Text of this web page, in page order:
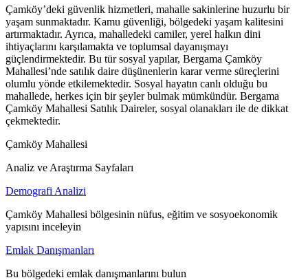
Çamköy’deki güvenlik hizmetleri, mahalle sakinlerine huzurlu bir
yaşam sunmaktadır. Kamu güvenliği, bölgedeki yaşam kalitesini
artırmaktadır. Ayrıca, mahalledeki camiler, yerel halkın dini
ihtiyaçlarını karşılamakta ve toplumsal dayanışmayı
güçlendirmektedir. Bu tür sosyal yapılar, Bergama Çamköy
Mahallesi’nde satılık daire düşünenlerin karar verme süreçlerini
olumlu yönde etkilemektedir. Sosyal hayatın canlı olduğu bu
mahallede, herkes için bir şeyler bulmak mümkündür. Bergama
Çamköy Mahallesi Satılık Daireler, sosyal olanakları ile de dikkat
çekmektedir.
Çamköy Mahallesi
Analiz ve Araştırma Sayfaları
Demografi Analizi
Çamköy Mahallesi bölgesinin nüfus, eğitim ve sosyoekonomik
yapısını inceleyin
Emlak Danışmanları
Bu bölgedeki emlak danışmanlarını bulun